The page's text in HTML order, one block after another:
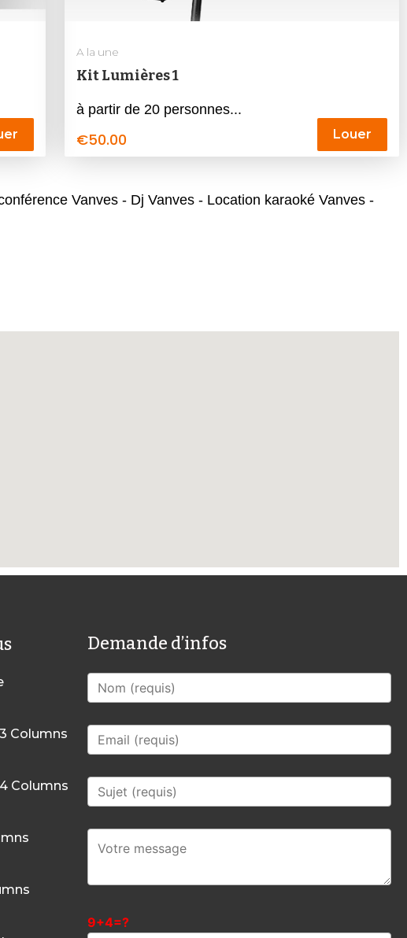
A la une
Kit Lumières 1
à partir de 20 personnes...
€50.00 Louer
Vanves - Dj Vanves - Location karaoké Vanves -
Columns
Columns
Demande d’infos
9+4=?